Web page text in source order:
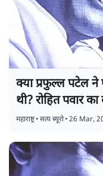
क्या प्रफुल्ल पटेल ने
थी? रोहित पवार का
महाराष्ट्र•सत्य ब्यूरो•26 Mar,